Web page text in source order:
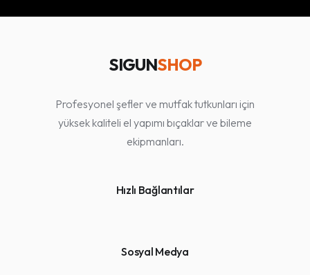
SIGUNSHOP
Profesyonel şefler ve mutfak tutkunları için
yüksek kaliteli el yapımı bıçaklar ve bileme
ekipmanları.
Hızlı Bağlantılar
Sosyal Medya